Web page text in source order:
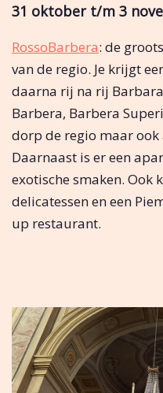
31 oktober t/m 3
RossoBarbera: de
van de regio. Je krijgt
daarna rij na rij
Barbera, Barbera
dorp de regio maar ook
Daarnaast is er een
exotische smaken. Ook
delicatessen en een
up restaurant.